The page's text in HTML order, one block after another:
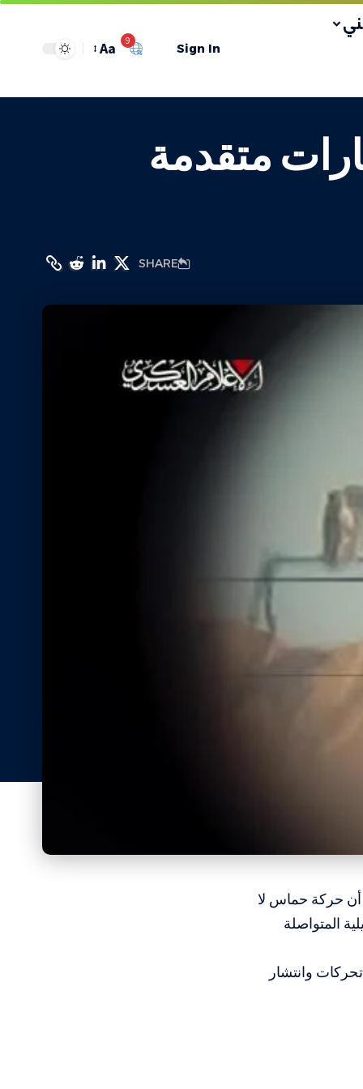
Sign In
9
Aa
متقدمة
SHARE
أن حركة حماس لا
المتواصلة
وانتشار